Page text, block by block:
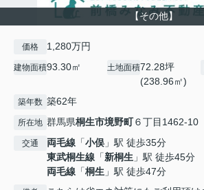
【その他】
価格 1,280万円
建物面積93.30㎡ 土地面積72.28坪
(238.96㎡)
築年数 築62年
所在地 群馬県桐生市境野町６丁目1462-10
交通 両毛線 「小俣 」駅 徒歩35分
東武桐生線 「新桐生 」駅 徒歩45分
両毛線 「桐生 」駅 徒歩47分